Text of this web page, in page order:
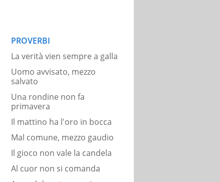
PROVERBI
La verità vien sempre a galla
Uomo avvisato, mezzo
salvato
Una rondine non fa
primavera
Il mattino ha l'oro in bocca
Mal comune, mezzo gaudio
Il gioco non vale la candela
Al cuor non si comanda